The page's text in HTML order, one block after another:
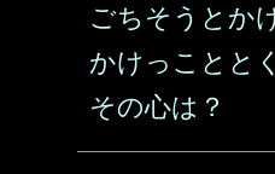
ごちそうとか
かけっこととく
その心は？